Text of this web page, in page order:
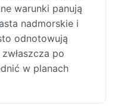
warunki panują
nadmorskie i
odnotowują
po
w planach